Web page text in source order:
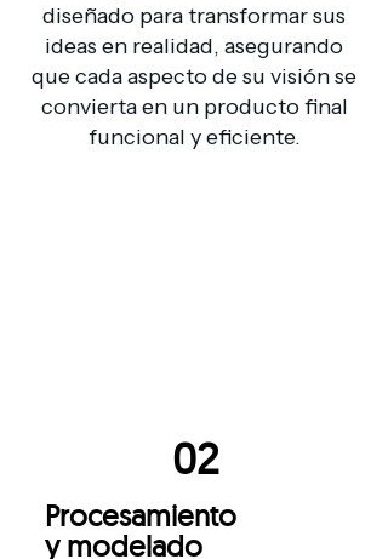
diseñado para transformar sus
ideas en realidad, asegurando
que cada aspecto de su visión se
convierta en un producto final
funcional y eficiente.
02
Procesamiento
y modelado